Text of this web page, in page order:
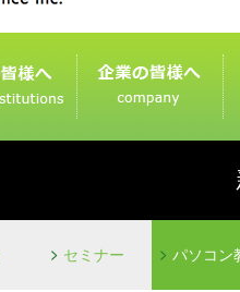
セミナー パソコン